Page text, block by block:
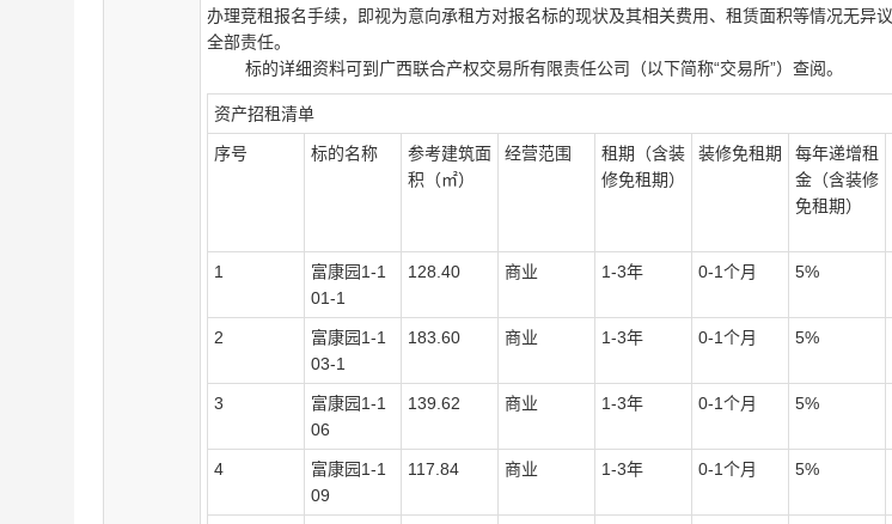
办理竞租报名手续，即视为意向承租方对报名标的现状及其相关费用、租赁面积等情况无
全部责任。
标的详细资料可到广西联合产权交易所有限责任公司（以下简称“交易所”）查阅。
资产招租清单
序号 标的名称
参考建筑面
积（㎡）
经营范围
租期（含装
修免租期）
装修免租期
每年递增租
金（含装修
免租期）
1 富康园1-1
01-1
128.40 商业 1-3年 0-1个月 5%
2 富康园1-1
03-1
183.60 商业 1-3年 0-1个月 5%
3 富康园1-1
06
139.62 商业 1-3年 0-1个月 5%
4 富康园1-1
09
117.84 商业 1-3年 0-1个月 5%